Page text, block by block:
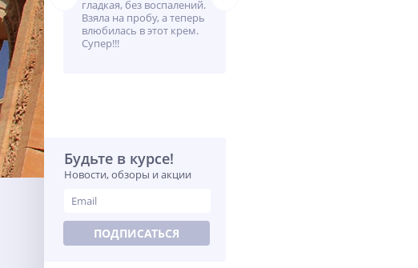
гладкая, без воспалений.
Взяла на пробу, а теперь
влюбилась в этот крем.
Супер!!!
Будьте в курсе!
Новости, обзоры и акции
ПОДПИСАТЬСЯ